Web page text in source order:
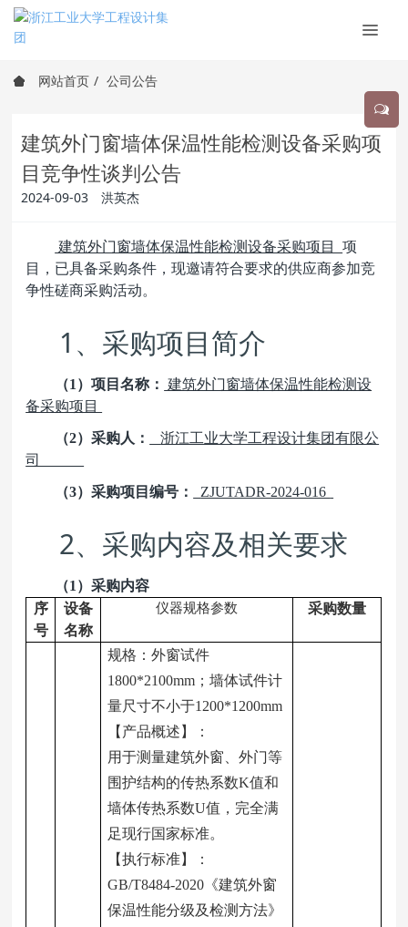
网站首页 公司公告
建筑外门窗墙体保温性能检测设备采购项
目竞争性谈判公告
2024-09-03 洪英杰
建筑外门窗墙体保温性能检测设备采购项目项
目，已具备采购条件，现邀请符合要求的供应商参加竞
争性磋商采购活动。
1 、 采购项目简介
（1）项目名称： 建筑外门窗墙体保温性能检测设
备采购项目
（2）采购人：
浙江工业大学工程设计集团有限公
司
（3）采购项目编号： ZJUTADR-2024-016
2、采购内容及相关要求
（1）采购内容
序
号
设备
名称
仪器规格参数 采购数量
规格：外窗试件
1800*2100mm；墙体试件计
量尺寸不小于1200*1200mm
【产品概述】：
用于测量建筑外窗、外门等
围护结构的传热系数K值和
墙体传热系数U值，完全满
足现行国家标准。
【执行标准】：
GB/T8484-2020 《建筑外窗
保温性能分级及检测方法》